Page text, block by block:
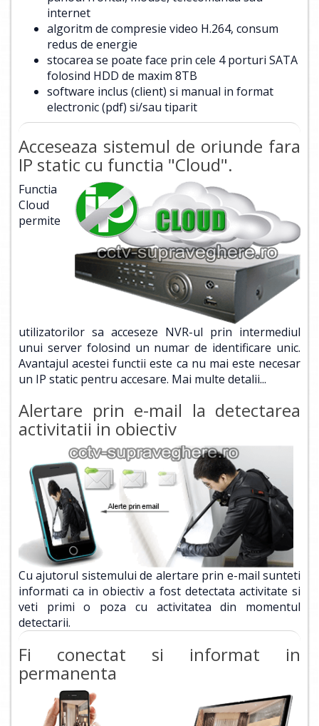
internet
algoritm de compresie video H.264, consum
redus de energie
stocarea se poate face prin cele 4 porturi SATA
folosind HDD de maxim 8TB
software inclus (client) si manual in format
electronic (pdf) si/sau tiparit
Acceseaza sistemul de oriunde fara
IP static cu functia "Cloud".
Functia
Cloud
permite
utilizatorilor sa acceseze NVR-ul prin intermediul
unui server folosind un numar de identificare unic.
Avantajul acestei functii este ca nu mai este necesar
un IP static pentru accesare. Mai multe detalii...
Alertare prin e-mail la detectarea
activitatii in obiectiv
Cu ajutorul sistemului de alertare prin e-mail sunteti
informati ca in obiectiv a fost detectata activitate si
veti primi o poza cu activitatea din momentul
detectarii.
Fi conectat si informat in
permanenta